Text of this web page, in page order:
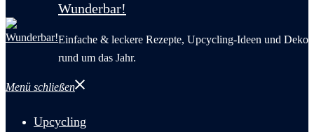
Wunderbar!
Einfache & leckere Rezepte, Upcycling-Ideen und Deko
rund um das Jahr.
Menü schließen
Upcycling